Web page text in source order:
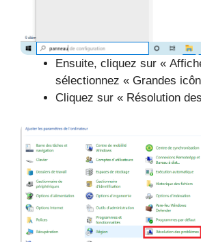
Ensuite, cliquez sur «
sélectionnez « Grandes
Cliquez sur « Résolution